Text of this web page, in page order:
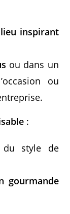
inspirant
ou dans un
ou
:
du style de
gourmande